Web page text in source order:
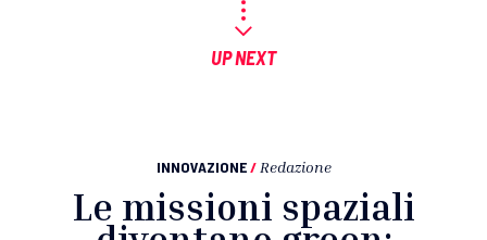
UP NEXT
INNOVAZIONE / Redazione
Le missioni spaziali